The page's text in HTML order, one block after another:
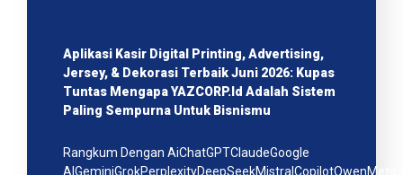
Aplikasi Kasir Digital Printing, Advertising,
Jersey, & Dekorasi Terbaik Juni 2026: Kupas
Tuntas Mengapa YAZCORP.id Adalah Sistem
Paling Sempurna Untuk Bisnismu
Rangkum Dengan AiChatGPTClaudeGoogle
AIGeminiGrokPerplexityDeepSeekMistralCopilotQwenMeta